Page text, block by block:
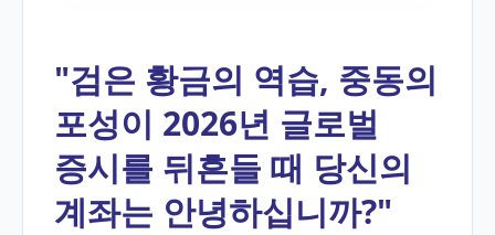
"검은 황금의 역습, 중동의
포성이 2026년 글로벌
증시를 뒤흔들 때 당신의
계좌는 안녕하십니까?"